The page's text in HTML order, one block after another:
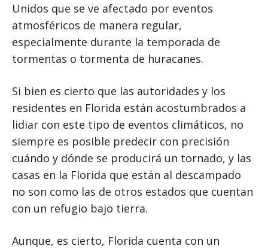
Unidos que se ve afectado por eventos
atmosféricos de manera regular,
especialmente durante la temporada de
tormentas o tormenta de huracanes.
Si bien es cierto que las autoridades y los
residentes en Florida están acostumbrados a
lidiar con este tipo de eventos climáticos, no
siempre es posible predecir con precisión
cuándo y dónde se producirá un tornado, y las
casas en la Florida que están al descampado
no son como las de otros estados que cuentan
con un refugio bajo tierra.
Aunque, es cierto, Florida cuenta con un